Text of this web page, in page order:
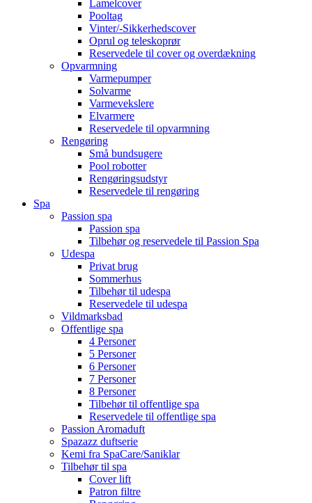
Lamelcover
Pooltag
Vinter/-Sikkerhedscover
Oprul og teleskoprør
Reservedele til cover og overdækning
Opvarmning
Varmepumper
Solvarme
Varmevekslere
Elvarmere
Reservedele til opvarmning
Rengøring
Små bundsugere
Pool robotter
Rengøringsudstyr
Reservedele til rengøring
Spa
Passion spa
Passion spa
Tilbehør og reservedele til Passion Spa
Udespa
Privat brug
Sommerhus
Tilbehør til udespa
Reservedele til udespa
Vildmarksbad
Offentlige spa
4 Personer
5 Personer
6 Personer
7 Personer
8 Personer
Tilbehør til offentlige spa
Reservedele til offentlige spa
Passion Aromaduft
Spazazz duftserie
Kemi fra SpaCare/Saniklar
Tilbehør til spa
Cover lift
Patron filtre